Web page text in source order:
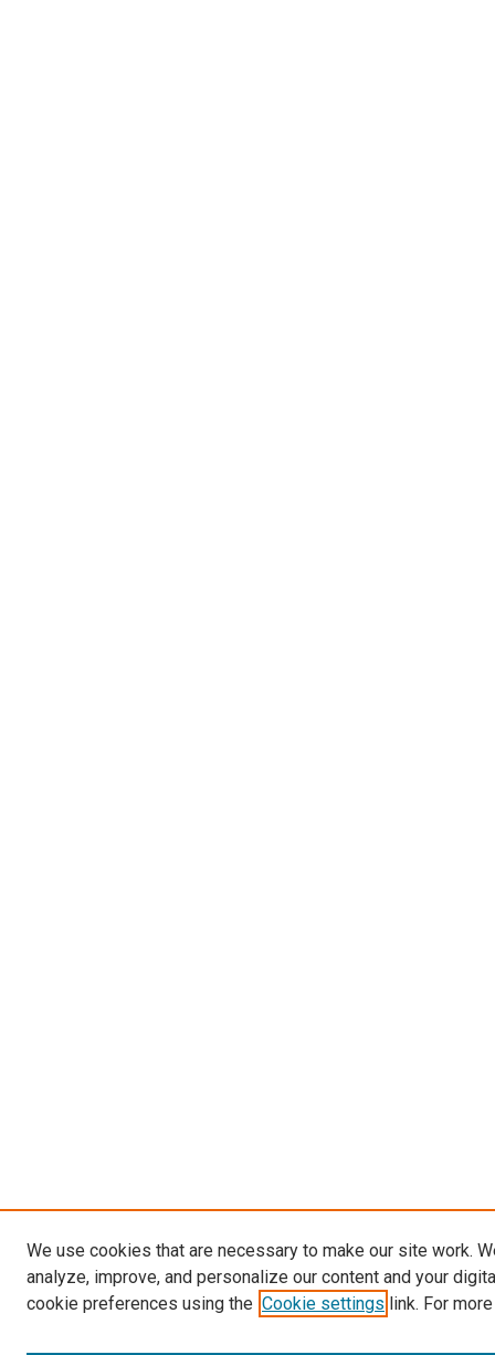
We use cookies that are necessary to make our site work.
analyze, improve, and personalize our content and your
cookie preferences using the Cookie settings link. For